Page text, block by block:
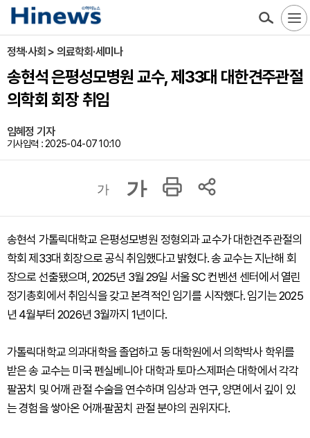
정책·사회 > 의료학회·세미나
송현석 은평성모병원 교수, 제33대 대한견주관절
의학회 회장 취임
임혜정 기자
기사입력 : 2025-04-07 10:10
가 가
송현석 가톨릭대학교 은평성모병원 정형외과 교수가 대한견주관절의
학회 제33대 회장으로 공식 취임했다고 밝혔다. 송 교수는 지난해 회
장으로 선출됐으며, 2025년 3월 29일 서울 SC 컨벤션 센터에서 열린
정기총회에서 취임식을 갖고 본격적인 임기를 시작했다. 임기는 2025
년 4월부터 2026년 3월까지 1년이다.
가톨릭대학교 의과대학을 졸업하고 동 대학원에서 의학박사 학위를
받은 송 교수는 미국 펜실베니아 대학과 토마스제퍼슨 대학에서 각각
팔꿈치 및 어깨 관절 수술을 연수하며 임상과 연구, 양면에서 깊이 있
는 경험을 쌓아온 어깨·팔꿈치 관절 분야의 권위자다.